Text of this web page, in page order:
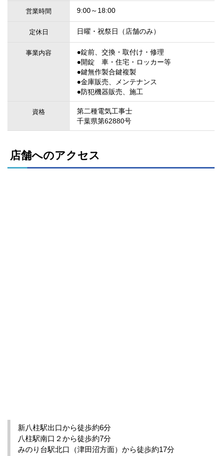
営業時間 9:00～18:00
定休日 日曜・祝祭日（店舗のみ）
事業内容
●錠前、交換・取付け・修理
●開錠 車・住宅・ロッカー等
●鍵無作製合鍵複製
●金庫販売、メンテナンス
●防犯機器販売、施工
資格
第二種電気工事士
千葉県第62880号
店舗へのアクセス
新八柱駅出口から徒歩約6分
八柱駅南口２から徒歩約7分
みのり台駅北口（津田沼方面）から徒歩約17分